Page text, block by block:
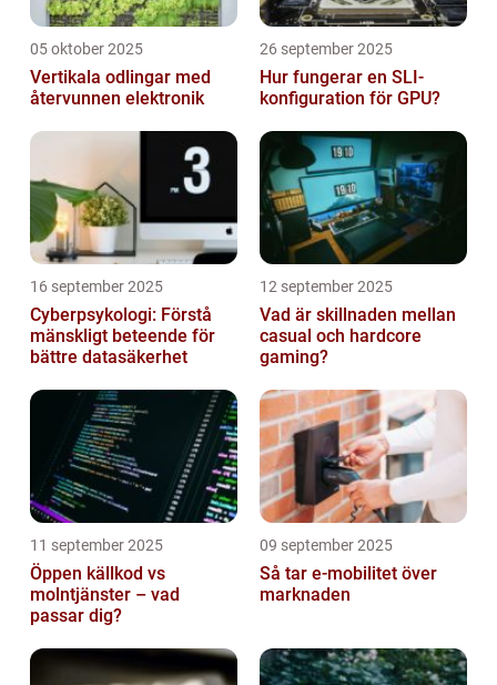
05 oktober 2025
Vertikala odlingar med
återvunnen elektronik
26 september 2025
Hur fungerar en SLI-
konfiguration för GPU?
16 september 2025
Cyberpsykologi: Förstå
mänskligt beteende för
bättre datasäkerhet
12 september 2025
Vad är skillnaden mellan
casual och hardcore
gaming?
11 september 2025
Öppen källkod vs
molntjänster – vad
passar dig?
09 september 2025
Så tar e-mobilitet över
marknaden